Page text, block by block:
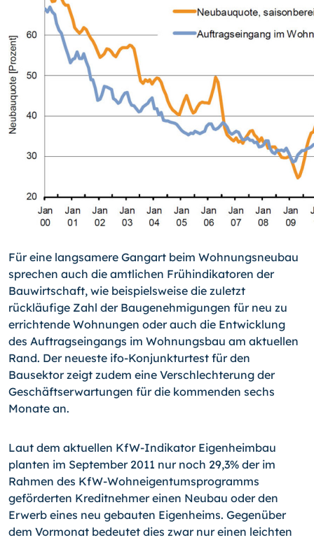
Für eine langsamere Gangart beim Wohnungsneubau
sprechen auch die amtlichen Frühindikatoren der
Bauwirtschaft, wie beispielsweise die zuletzt
rückläufige Zahl der Baugenehmigungen für neu zu
errichtende Wohnungen oder auch die Entwicklung
des Auftragseingangs im Wohnungsbau am aktuellen
Rand. Der neueste ifo-Konjunkturtest für den
Bausektor zeigt zudem eine Verschlechterung der
Geschäftserwartungen für die kommenden sechs
Monate an.
Laut dem aktuellen KfW-Indikator Eigenheimbau
planten im September 2011 nur noch 29,3% der im
Rahmen des KfW-Wohneigentumsprogramms
geförderten Kreditnehmer einen Neubau oder den
Erwerb eines neu gebauten Eigenheims. Gegenüber
dem Vormonat bedeutet dies zwar nur einen leichten